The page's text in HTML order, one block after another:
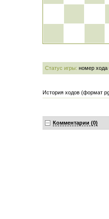
Статус игры: номер хода
История ходов (формат
Комментарии (0)